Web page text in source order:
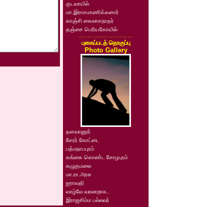
குடவாயில்
மா.இராசமாணிக்கனார்
காஞ்சி கைலாசநாதர்
தஞ்சை பெரியகோயில்
புகைப்படத் தொகுப்பு
Photo Gallery
தளவானூர்
சேரர் கோட்டை
பத்மநாபபுரம்
கங்கை கொண்ட சோழபுரம்
கழுகுமலை
மா.ரா.அரசு
ஐராவதி
வாழ்வே வரலாறாக..
இராஜசிம்ம பல்லவர்